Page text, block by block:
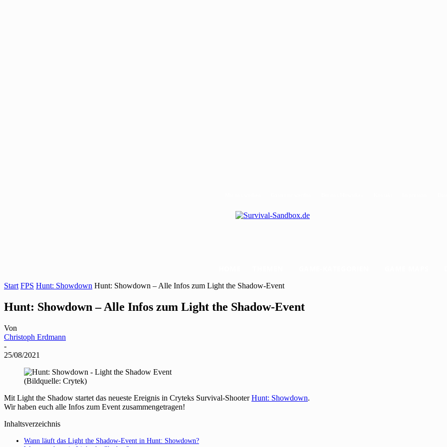
Start FPS Hunt: Showdown Hunt: Showdown – Alle Infos zum Light the Shadow-Event
Hunt: Showdown – Alle Infos zum Light the Shadow-Event
Von
Christoph Erdmann
-
25/08/2021
(Bildquelle: Crytek)
Mit Light the Shadow startet das neueste Ereignis in Cryteks Survival-ShooterHunt: Showdown.
Wir haben euch alle Infos zum Event zusammengetragen!
Inhaltsverzeichnis
Wann läuft das Light the Shadow-Event in Hunt: Showdown?